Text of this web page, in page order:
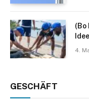
(Bo
4.
GESCHÄFT